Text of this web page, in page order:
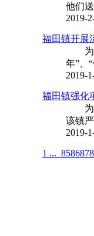
他们
2019-
福田镇开展
为进
年”、
2019-
福田镇强化
为了
该镇
2019-
1 ... 858687